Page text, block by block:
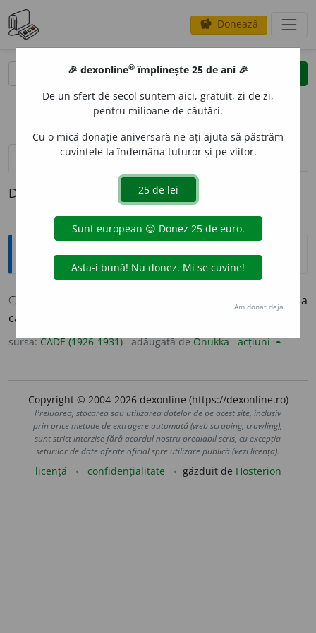
savings Donează
clear
opțiuni
definiții (1)
Definiția cu ID-ul 1335061:
Explicative DEX
❍
~, usturoiu a
cărui căpățînă nu e împărțită în căței.
sursa:CADE (1926-1931) adăugată deOnukka acțiuni
Copyright © 2004-2026 dexonline (https://dexonline.ro)
Preluarea, stocarea sau utilizarea datelor de pe acest site, inclusiv
prin orice metode de extragere automată (web scraping, crawling),
sunt strict interzise fără acordul nostru prealabil scris, cu excepția
seturilor de date oferite oficial spre utilizare publică (vezi licența).
licență confidențialitate găzduit de Hosterion
🎉 dexonline® împlinește 25 de ani 🎉
De un sfert de secol suntem aici, gratuit, zi de zi,
pentru milioane de căutări.
Cu o mică donație aniversară ne-ați ajuta să păstrăm
cuvintele la îndemâna tuturor și pe viitor.
Am donat deja.